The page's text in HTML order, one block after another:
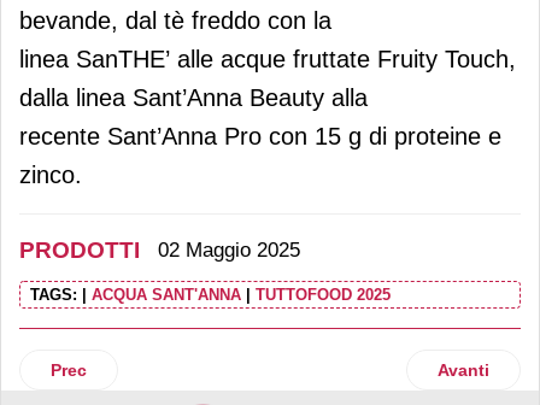
bevande, dal tè freddo con la
linea SanTHE’ alle acque fruttate Fruity Touch,
dalla linea Sant’Anna Beauty alla
recente Sant’Anna Pro con 15 g di proteine e
zinco.
PRODOTTI 02 Maggio 2025
TAGS: ACQUA SANT'ANNA TUTTOFOOD 2025
Articolo precedente: New entry e restyling per Caffè
Prec Articolo
Avanti